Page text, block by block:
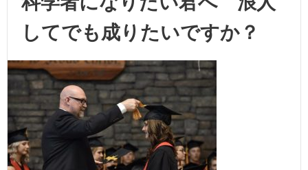
してでも成りたいですか？